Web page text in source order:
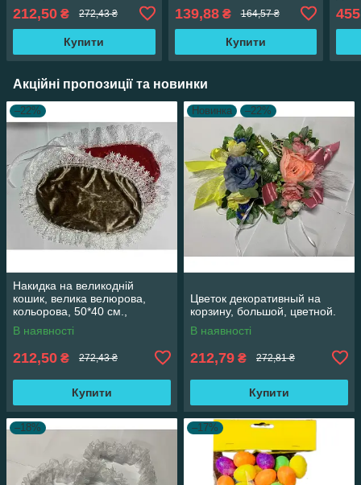
212,50 ₴ 272,43 ₴
Купити
139,88₴ 164,57 ₴
Купити
Акційні пропозиції та новинки
–22%
Накидка на великодній
кошик, велика велюрова,
кольорова, 50*40 см.,
асортимент 28325
В наявності
212,50 ₴ 272,43 ₴
Купити
Новинка –22%
Цветок декоративный на
корзину, большой, цветной.
В наявності
212,79 ₴ 272,81 ₴
Купити
–18% –17%